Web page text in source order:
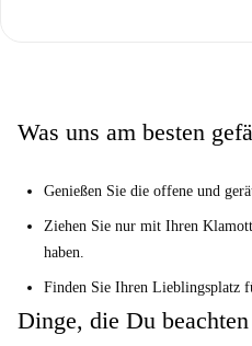
Gib es mir gerade ...
Berlin. In diesem großen,
Es ist ideal für Studenten und
Was uns am besten
Genießen Sie die offene und
Ziehen Sie nur mit Ihren
haben.
Finden Sie Ihren Lieblingsplatz
Dinge, die Du